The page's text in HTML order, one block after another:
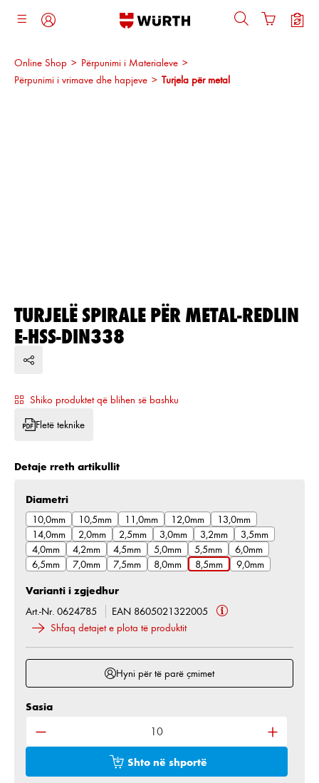
kryesore
Online Shop > Përpunimi i Materialeve >
Përpunimi i vrimave dhe hapjeve > Turjela për metal
TURJELË SPIRALE PËR METAL-REDLIN
E-HSS-DIN338
Shiko produktet që blihen së bashku
Fletë teknike
Detaje rreth artikullit
Zgjidh
Diametri
10,0mm
10,5mm 11,0mm 12,0mm
13,0mm
14,0mm
2,0mm 2,5mm 3,0mm 3,2mm
3,5mm
4,0mm
4,2mm 4,5mm 5,0mm 5,5mm
6,0mm
6,5mm
7,0mm 7,5mm 8,0mm 8,5mm 9,0mm
Varianti i zgjedhur
Art.-Nr. 0624785
EAN 8605021322005
Shfaq detajet e plota të produktit
Hyni për të parë çmimet
Sasia e produktit: Shkruani sasinë e dëshiruar
Sasia
Shto në shportë